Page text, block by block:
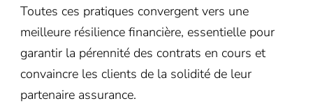
Toutes ces pratiques convergent vers une
meilleure résilience financière, essentielle pour
garantir la pérennité des contrats en cours et
convaincre les clients de la solidité de leur
partenaire assurance.